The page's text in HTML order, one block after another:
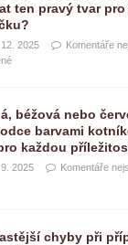
ten pravý tvar pro
2025
Komentáře
béžová nebo
barvami
každou
2025 Komentáře
chyby při